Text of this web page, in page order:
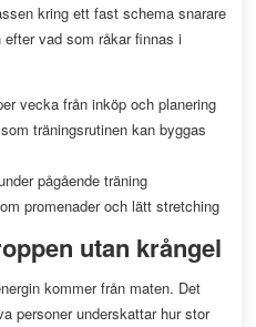
kring ett fast schema snarare
vad som råkar finnas i
vecka från inköp och planering
träningsrutinen kan byggas
pågående träning
promenader och lätt stretching
utan krångel
kommer från maten. Det
personer underskattar hur stor